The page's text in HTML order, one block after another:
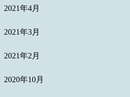
2021年4月
2021年3月
2021年2月
2020年10月